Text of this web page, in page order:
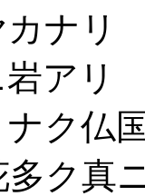
カナ
岩アリ
ナク仏
多ク真